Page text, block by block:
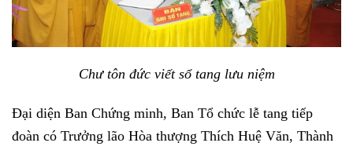
Chư tôn đức viết sổ tang lưu niệm
Đại diện Ban Chứng minh, Ban Tổ chức lễ tang tiếp
đoàn có Trưởng lão Hòa thượng Thích Huệ Văn, Thành